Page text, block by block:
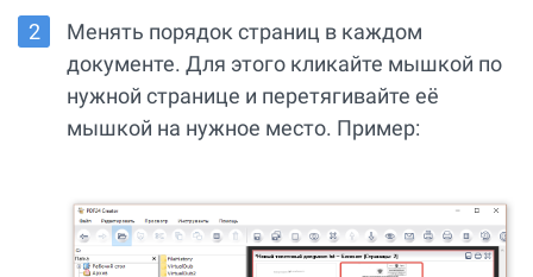
Менять порядок страниц в каждом
документе. Для этого кликайте мышкой по
нужной странице и перетягивайте её
мышкой на нужное место. Пример: